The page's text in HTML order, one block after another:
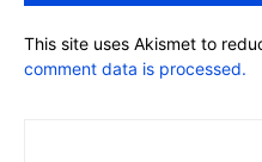
This site uses Akismet to
comment data is processed.